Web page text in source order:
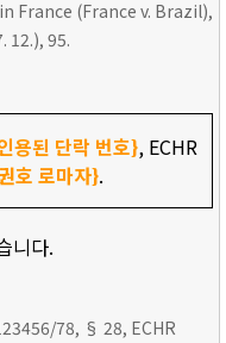
France (France v. Brazil),
12.), 95.
용된 단락 번호}, ECHR
호 로마자}.
니다.
78, § 28, ECHR